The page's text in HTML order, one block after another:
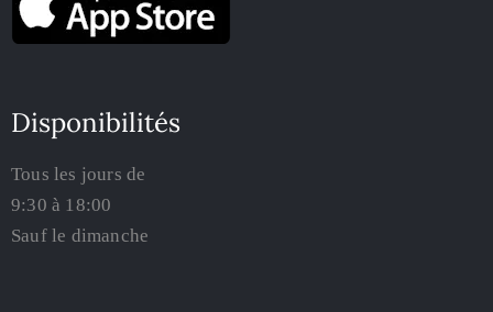
Disponibilités
Tous les jours de
9:30 à 18:00
Sauf le dimanche